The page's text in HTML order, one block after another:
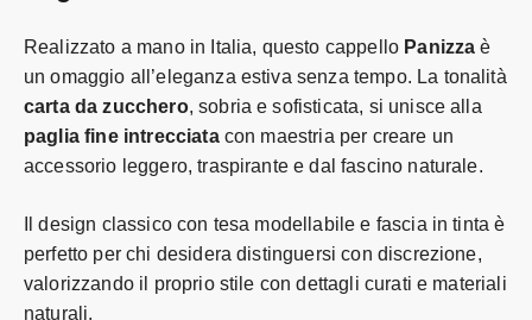
Realizzato a mano in Italia, questo cappello Panizza è
un omaggio all’eleganza estiva senza tempo. La tonalità
carta da zucchero, sobria e sofisticata, si unisce alla
paglia fine intrecciatacon maestria per creare un
accessorio leggero, traspirante e dal fascino naturale.
Il design classico con tesa modellabile e fascia in tinta è
perfetto per chi desidera distinguersi con discrezione,
valorizzando il proprio stile con dettagli curati e materiali
naturali.